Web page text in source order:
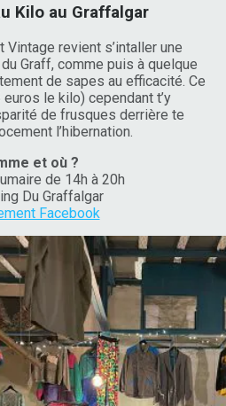
Kilo au Graffalgar
revient s’intaller une
Graff, comme puis à quelque
de sapes au efficacité. Ce
le kilo) cependant t’y
de frusques derrière te
l’hibernation.
et où ?
de 14h à 20h
Du Graffalgar
Facebook